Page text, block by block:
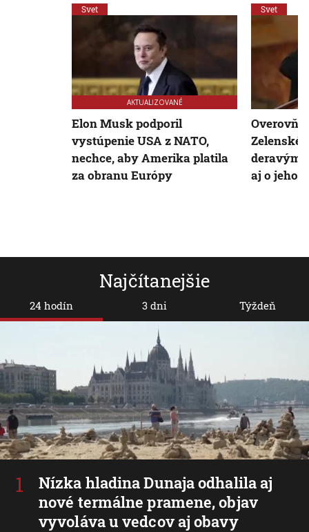
Najčítanejšie
24 hodín
Nízka hladina Dunaja odhalila aj
nové termálne pramene, objav
vyvoláva u vedcov aj obavy
3 dni Týždeň
Svet
AKTUALIZOVANÉ
Elon Musk podporil
vystúpenie USA z NATO,
nechce, aby Amerika platila
za obranu Európy
Svet
deravým
aj o jeho